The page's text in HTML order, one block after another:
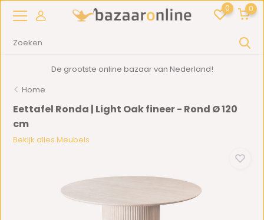
0 0
De grootste online bazaar van Nederland!
Home
Eettafel Ronda | Light Oak fineer - Rond Ø 120
cm
Bekijk alles Meubels